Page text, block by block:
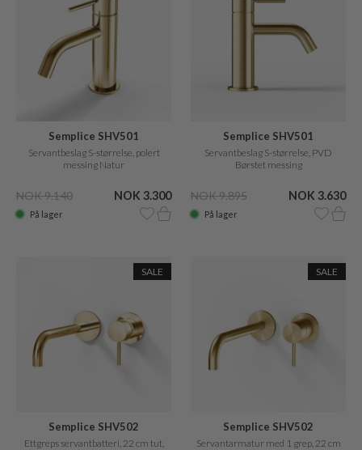
Semplice SHV501
Servantbeslag S-størrelse, polert
messing Natur
NOK 9.140 NOK 3.300
På lager
Semplice SHV501
Servantbeslag S-størrelse, PVD
Børstet messing
NOK 9.895 NOK 3.630
På lager
SALE
Semplice SHV502
Ettgreps servantbatteri, 22 cm tut,
SALE
Semplice SHV502
Servantarmatur med 1 grep, 22 cm